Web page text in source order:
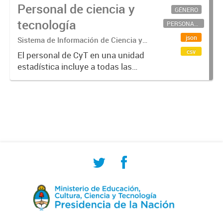
Personal de ciencia y
tecnología
Sistema de Información de Ciencia y
Tecnología Argentino (SICYTAR)
El personal de CyT en una unidad
estadística incluye a todas las
personas involucradas
GÉNERO
PERSONAL CIENTÍFICO-TECNOLÓGICO
json
csv